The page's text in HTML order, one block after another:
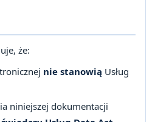
że:
nie stanowią Usług
niniejszej dokumentacji